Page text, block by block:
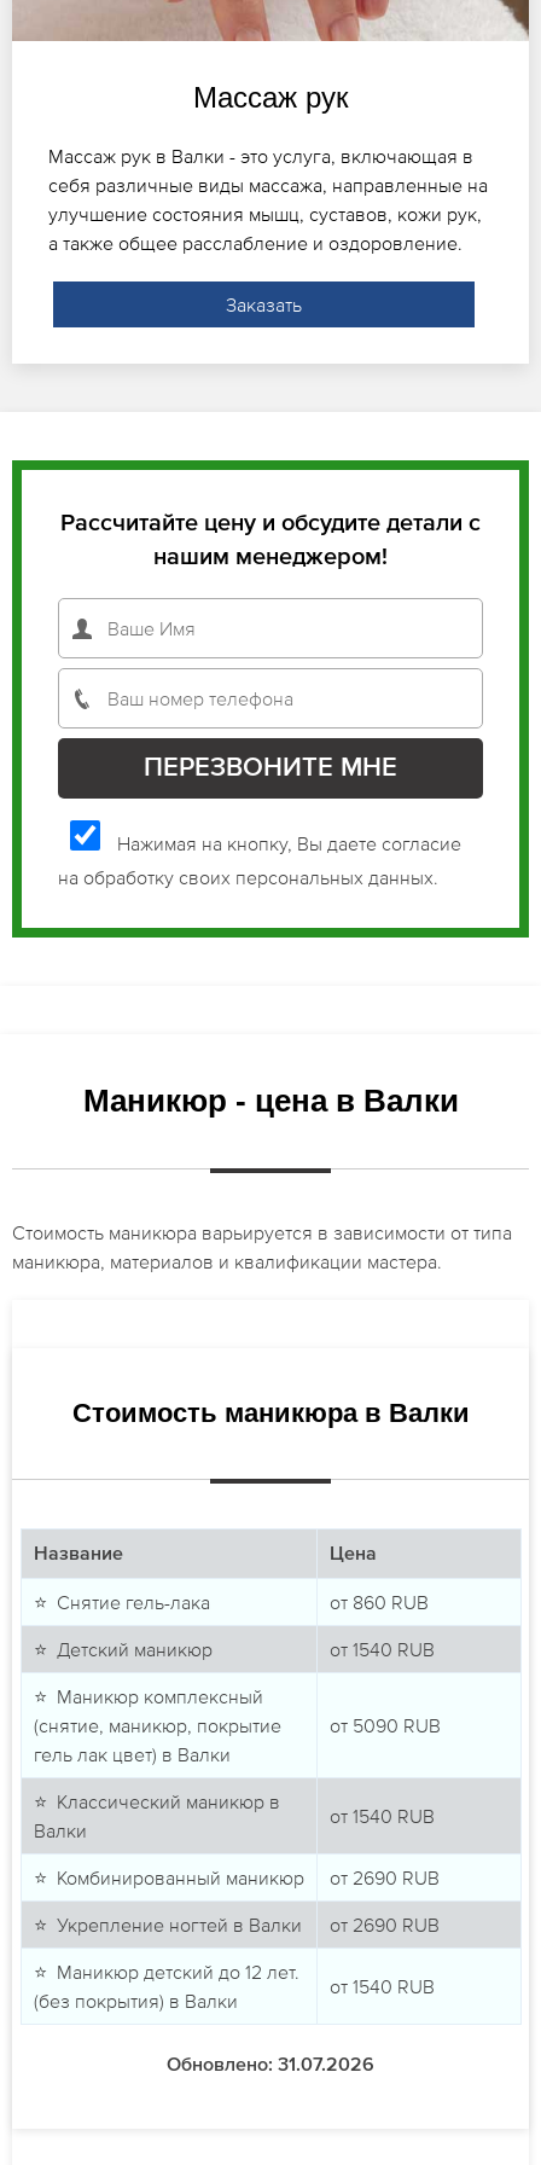
Массаж рук
Массаж рук в Валки - это услуга, включающая в
себя различные виды массажа, направленные на
улучшение состояния мышц, суставов, кожи рук,
а также общее расслабление и оздоровление.
Заказать
Рассчитайте цену и обсудите детали с
нашим менеджером!
Нажимая на кнопку, Вы даете согласие
на обработку своих персональных данных.
Маникюр - цена в Валки
Стоимость маникюра варьируется в зависимости от типа
маникюра, материалов и квалификации мастера.
Стоимость маникюра в Валки
Название Цена
⭐ Снятие гель-лака от 860 RUB
⭐ Детский маникюр от 1540 RUB
⭐ Маникюр комплексный
(снятие, маникюр, покрытие
гель лак цвет) в Валки
от 5090 RUB
⭐ Классический маникюр в
Валки
от 1540 RUB
⭐ Комбинированный маникюр от 2690 RUB
⭐ Укрепление ногтей в Валки от 2690 RUB
⭐ Маникюр детский до 12 лет.
(без покрытия) в Валки
от 1540 RUB
Обновлено: 31.07.2026